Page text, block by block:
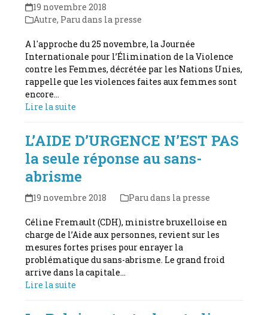
19 novembre 2018
Autre, Paru dans la presse
A l'approche du 25 novembre, la Journée
Internationale pour l’Élimination de la Violence
contre les Femmes, décrétée par les Nations Unies,
rappelle que les violences faites aux femmes sont
encore…
Lire la suite
L’AIDE D’URGENCE N’EST PAS
la seule réponse au sans-
abrisme
19 novembre 2018 Paru dans la presse
Céline Fremault (CDH), ministre bruxelloise en
charge de l’Aide aux personnes, revient sur les
mesures fortes prises pour enrayer la
problématique du sans-abrisme. Le grand froid
arrive dans la capitale…
Lire la suite